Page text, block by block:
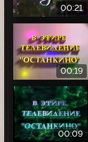
00:21
00:19
00:09